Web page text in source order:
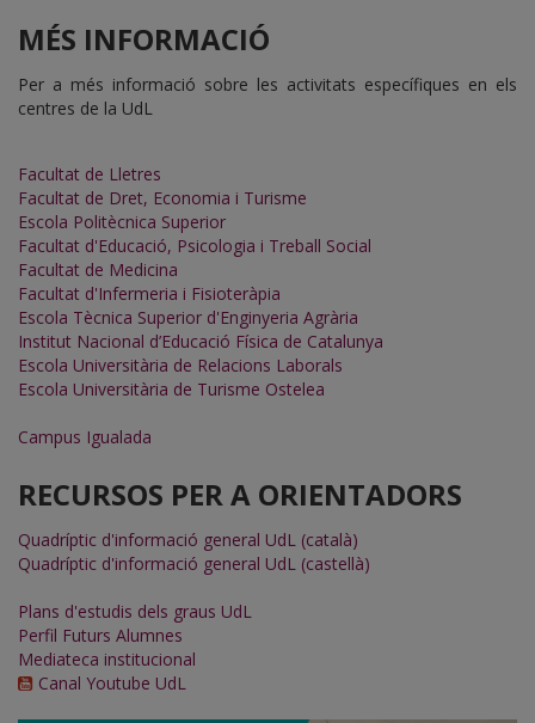
MÉS INFORMACIÓ
Per a més informació sobre les activitats específiques en els
centres de la UdL
Facultat de Lletres
Facultat de Dret, Economia i Turisme
Escola Politècnica Superior
Facultat d'Educació, Psicologia i Treball Social
Facultat de Medicina
Facultat d'Infermeria i Fisioteràpia
Escola Tècnica Superior d'Enginyeria Agrària
Institut Nacional d’Educació Física de Catalunya
Escola Universitària de Relacions Laborals
Escola Universitària de Turisme Ostelea
Campus Igualada
RECURSOS PER A ORIENTADORS
Quadríptic d'informació general UdL (català)
Quadríptic d'informació general UdL (castellà)
Plans d'estudis dels graus UdL
Perfil Futurs Alumnes
Mediateca institucional
Canal Youtube UdL